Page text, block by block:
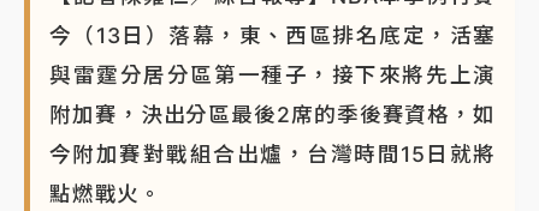
蔣萬安的建中同學！47歲法律學霸戰桃園 公開上任首
要3件事
今（13日）落幕，東、西區排名底定，活塞
與雷霆分居分區第一種子，接下來將先上演
附加賽，決出分區最後2席的季後賽資格，如
今附加賽對戰組合出爐，台灣時間15日就將
點燃戰火。